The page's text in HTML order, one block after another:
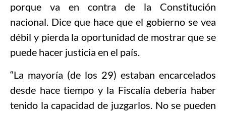
porque va en contra de la Constitución
nacional. Dice que hace que el gobierno se vea
débil y pierda la oportunidad de mostrar que se
puede hacer justicia en el país.
“La mayoría (de los 29) estaban encarcelados
desde hace tiempo y la Fiscalía debería haber
tenido la capacidad de juzgarlos. No se pueden